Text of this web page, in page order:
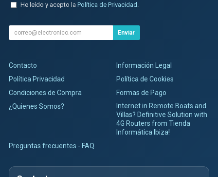
He leído y acepto la Política de Privacidad
Enviar
Contacto
Información Legal
Política Privacidad
Política de Cookies
Condiciones de Compra
Formas de Pago
¿Quienes Somos?
Internet in Remote Boats and
Villas? Definitive Solution with
4G Routers from Tienda
Informática Ibiza!
Preguntas frecuentes - FAQ.